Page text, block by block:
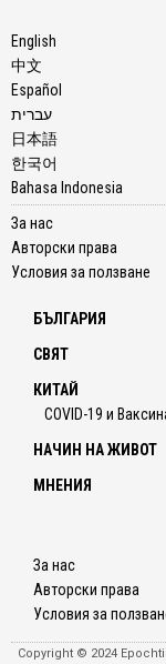
English
中文
Español
עברית
日本語
한국어
Bahasa Indonesia
За нас
Авторски права
Условия за ползване
БЪЛГАРИЯ
СВЯТ
КИТАЙ
COVID-19 и
НАЧИН НА ЖИВОТ
МНЕНИЯ
За нас
Авторски права
Условия за
Copyright © 2024